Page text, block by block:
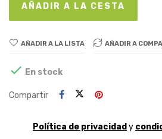
AÑADIR A LA CESTA
AÑADIR A LA LISTA AÑADIR A
 En stock
Compartir
Política de privacidad y